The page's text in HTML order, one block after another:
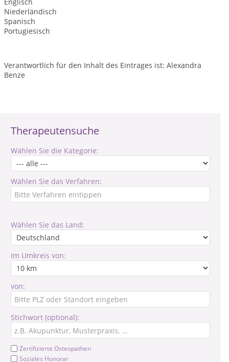
Therapeutensuche
Wählen Sie die Kategorie:
Wählen Sie das Verfahren:
Wählen Sie das Land:
Im Umkreis von:
von:
Stichwort (optional):
Zertifizierte Osteopathen
Soziales Honorar
Niederländisch
Spanisch
Portugiesisch
Verantwortlich für den Inhalt des Eintrages ist: Alexandra
Benze